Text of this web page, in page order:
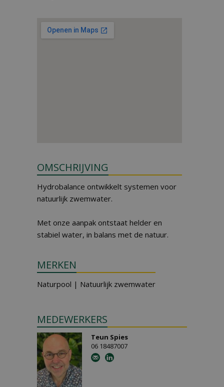
OMSCHRIJVING
Hydrobalance ontwikkelt systemen voor
natuurlijk zwemwater.
Met onze aanpak ontstaat helder en
stabiel water, in balans met de natuur.
MERKEN
Naturpool | Natuurlijk zwemwater
MEDEWERKERS
Teun Spies
06 18487007